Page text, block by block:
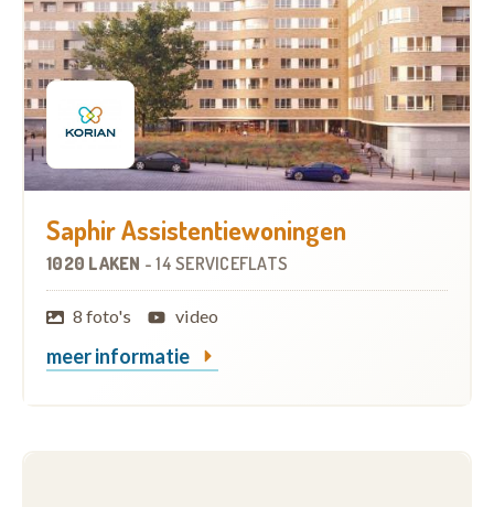
Saphir Assistentiewoningen
1020 LAKEN -14 SERVICEFLATS
8 foto's video
meer informatie